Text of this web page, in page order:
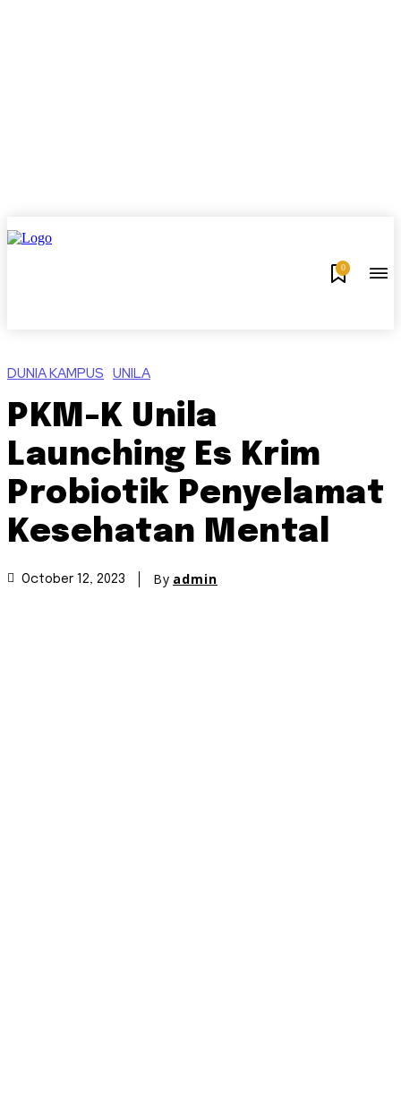
0
DUNIA KAMPUS UNILA
PKM-K Unila
Launching Es Krim
Probiotik Penyelamat
Kesehatan Mental
October 12, 2023 By admin